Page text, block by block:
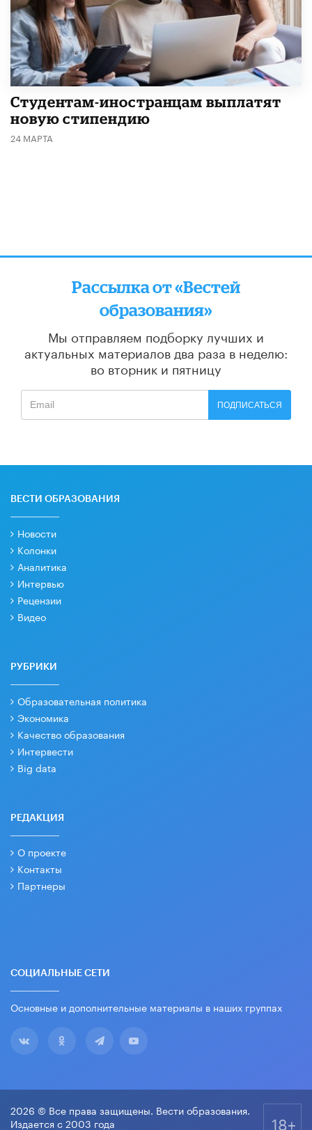
Студентам-иностранцам выплатят
новую стипендию
24 МАРТА
Рассылка от «Вестей
образования»
Мы отправляем подборку лучших и
актуальных материалов два раза в неделю:
во вторник и пятницу
ПОДПИСАТЬСЯ
ВЕСТИ ОБРАЗОВАНИЯ
Новости
Колонки
Аналитика
Интервью
Рецензии
Видео
РУБРИКИ
Образовательная политика
Экономика
Качество образования
Интервести
Big data
РЕДАКЦИЯ
О проекте
Контакты
Партнеры
СОЦИАЛЬНЫЕ СЕТИ
Основные и дополнительные материалы в наших группах
2026 © Все права защищены. Вести образования.
Издается с 2003 года
18+